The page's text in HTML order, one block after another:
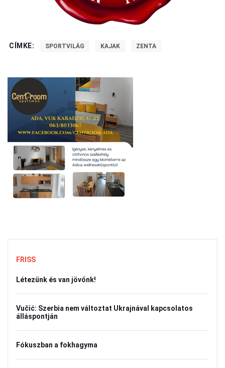
CÍMKE: SPORTVILÁG KAJAK ZENTA
FRISS
Létezünk és van jövőnk!
Vučić: Szerbia nem változtat Ukrajnával kapcsolatos
álláspontján
Fókuszban a fokhagyma